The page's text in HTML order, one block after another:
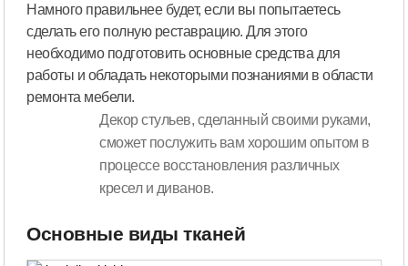
Намного правильнее будет, если вы попытаетесь
сделать его полную реставрацию. Для этого
необходимо подготовить основные средства для
работы и обладать некоторыми познаниями в области
ремонта мебели.
Декор стульев, сделанный своими руками,
сможет послужить вам хорошим опытом в
процессе восстановления различных
кресел и диванов.
Основные виды тканей